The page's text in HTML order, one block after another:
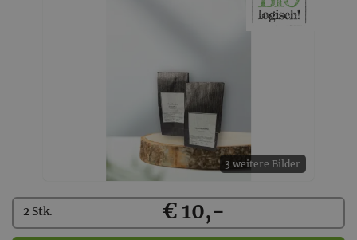
3 weitere Bilder
Kaufen
2 Stk. € 10,-